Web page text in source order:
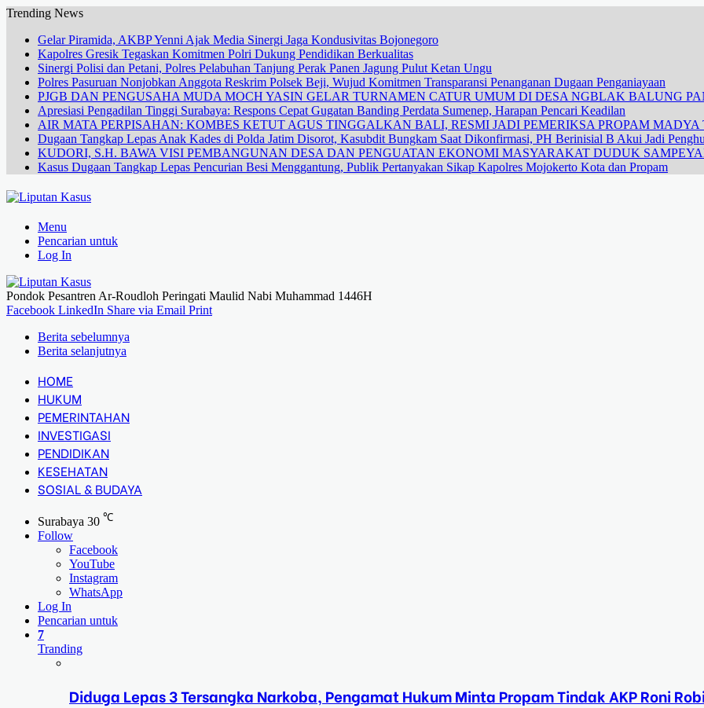
Trending News
Gelar Piramida, AKBP Yenni Ajak Media Sinergi Jaga Kondusivitas Bojonegoro
Kapolres Gresik Tegaskan Komitmen Polri Dukung Pendidikan Berkualitas
Sinergi Polisi dan Petani, Polres Pelabuhan Tanjung Perak Panen Jagung Pulut Ketan Ungu
Polres Pasuruan Nonjobkan Anggota Reskrim Polsek Beji, Wujud Komitmen Transparansi Penanganan Dugaan Penganiayaan
PJGB DAN PENGUSAHA MUDA MOCH YASIN GELAR TURNAMEN CATUR UMUM DI DESA NGBLAK BALUNG
Apresiasi Pengadilan Tinggi Surabaya: Respons Cepat Gugatan Banding Perdata Sumenep, Harapan Pencari Keadilan
AIR MATA PERPISAHAN: KOMBES KETUT AGUS TINGGALKAN BALI, RESMI JADI PEMERIKSA PROPAM
Dugaan Tangkap Lepas Anak Kades di Polda Jatim Disorot, Kasubdit Bungkam Saat Dikonfirmasi, PH Berinisial B Akui Jadi
KUDORI, S.H. BAWA VISI PEMBANGUNAN DESA DAN PENGUATAN EKONOMI MASYARAKAT DUDUK
Kasus Dugaan Tangkap Lepas Pencurian Besi Menggantung, Publik Pertanyakan Sikap Kapolres Mojokerto Kota dan Propam
Menu
Pencarian untuk
Log In
Pondok Pesantren Ar-Roudloh Peringati Maulid Nabi Muhammad 1446H
Facebook LinkedIn Share via Email Print
Berita sebelumnya
Berita selanjutnya
HOME
HUKUM
PEMERINTAHAN
INVESTIGASI
PENDIDIKAN
KESEHATAN
SOSIAL & BUDAYA
Surabaya 30 ℃
Follow
Facebook
YouTube
Instagram
WhatsApp
Log In
Pencarian untuk
7
Tranding
Diduga Lepas 3 Tersangka Narkoba, Pengamat Hukum Minta Propam Tindak AKP Roni